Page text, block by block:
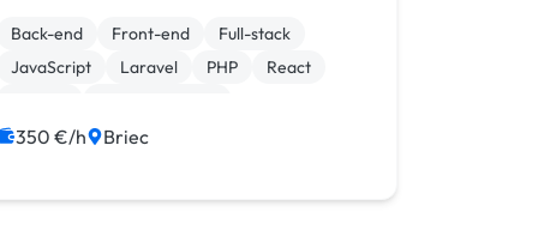
Back-end Front-end
Full-stack
JavaScript
Laravel PHP
React
Création de site internet
350 €/h Briec